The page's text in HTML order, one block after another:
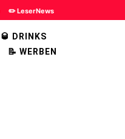
✏️ LeserNews
🥃 DRINKS
📝 WERBEN